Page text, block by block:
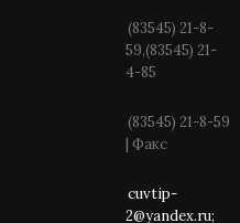
(83545) 21-8-
59,(83545) 21-
4-85
(83545) 21-8-59
| Факс
cuvtip-
2@yandex.ru;